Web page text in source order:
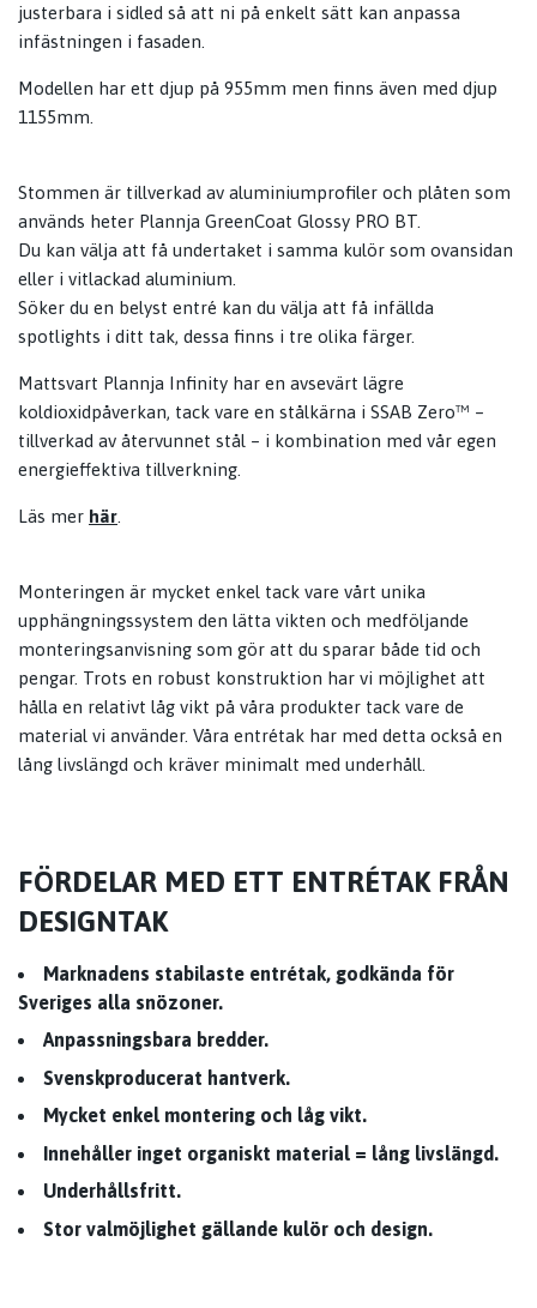
justerbara i sidled så att ni på enkelt sätt kan anpassa
infästningen i fasaden.
Modellen har ett djup på 955mm men finns även med djup
1155mm.
Stommen är tillverkad av aluminiumprofiler och plåten som
används heter Plannja GreenCoat Glossy PRO BT.
Du kan välja att få undertaket i samma kulör som ovansidan
eller i vitlackad aluminium.
Söker du en belyst entré kan du välja att få infällda
spotlights i ditt tak, dessa finns i tre olika färger.
Mattsvart Plannja Infinity har en avsevärt lägre
koldioxidpåverkan, tack vare en stålkärna i SSAB Zero™ –
tillverkad av återvunnet stål – i kombination med vår egen
energieffektiva tillverkning.
Läs mer här
Monteringen är mycket enkel tack vare vårt unika
upphängningssystem den lätta vikten och medföljande
monteringsanvisning som gör att du sparar både tid och
pengar. Trots en robust konstruktion har vi möjlighet att
hålla en relativt låg vikt på våra produkter tack vare de
material vi använder. Våra entrétak har med detta också en
lång livslängd och kräver minimalt med underhåll.
FÖRDELAR MED ETT ENTRÉTAK FRÅN
DESIGNTAK
Marknadens stabilaste entrétak, godkända för
Sveriges alla snözoner.
Anpassningsbara bredder.
Svenskproducerat hantverk.
Mycket enkel montering och låg vikt.
Innehåller inget organiskt material = lång livslängd.
Underhållsfritt.
Stor valmöjlighet gällande kulör och design.